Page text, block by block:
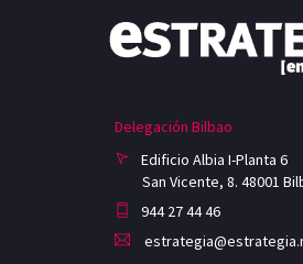
Delegación Bilbao
Edificio Albia I-Planta 6
San Vicente, 8. 48001
944 27 44 46